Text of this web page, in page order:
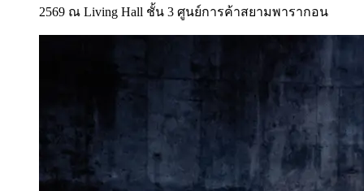
2569 ณ Living Hall ชั้น 3 ศูนย์การค้าสยามพารากอน